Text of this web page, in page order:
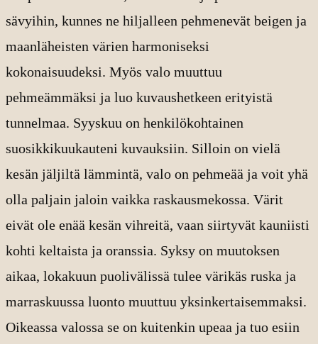
sävyihin, kunnes ne hiljalleen pehmenevät beigen ja
maanläheisten värien harmoniseksi
kokonaisuudeksi. Myös valo muuttuu
pehmeämmäksi ja luo kuvaushetkeen erityistä
tunnelmaa. Syyskuu on henkilökohtainen
suosikkikuukauteni kuvauksiin. Silloin on vielä
kesän jäljiltä lämmintä, valo on pehmeää ja voit yhä
olla paljain jaloin vaikka raskausmekossa. Värit
eivät ole enää kesän vihreitä, vaan siirtyvät kauniisti
kohti keltaista ja oranssia. Syksy on muutoksen
aikaa, lokakuun puolivälissä tulee värikäs ruska ja
marraskuussa luonto muuttuu yksinkertaisemmaksi.
Oikeassa valossa se on kuitenkin upeaa ja tuo esiin